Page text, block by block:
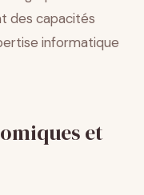
des capacités
informatique
et